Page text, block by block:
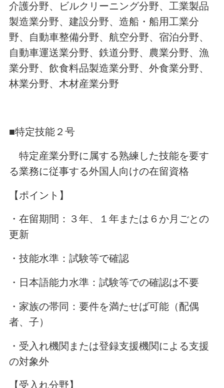
介護分野、ビルクリーニング分野、工業製品
製造業分野、建設分野、造船・船用工業分
野、自動車整備分野、航空分野、宿泊分野、
自動車運送業分野、鉄道分野、農業分野、漁
業分野、飲食料品製造業分野、外食業分野、
林業分野、木材産業分野
■特定技能２号
特定産業分野に属する熟練した技能を要す
る業務に従事する外国人向けの在留資格
【ポイント】
・在留期間：３年、１年または６か月ごとの
更新
・技能水準：試験等で確認
・日本語能力水準：試験等での確認は不要
・家族の帯同：要件を満たせば可能（配偶
者、子）
・受入れ機関または登録支援機関による支援
の対象外
【受入れ分野】